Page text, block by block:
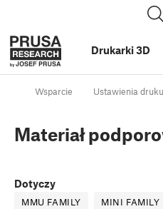
Drukarki 3D
Wsparcie Ustawienia druku
Materiał
Dotyczy
MMU FAMILY MINI FAMILY